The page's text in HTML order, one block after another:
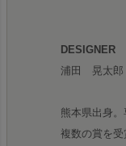
DESIGNER
浦田 晃太郎
熊本県出身
複数の賞を